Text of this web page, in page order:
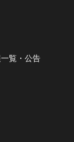
覧・公告